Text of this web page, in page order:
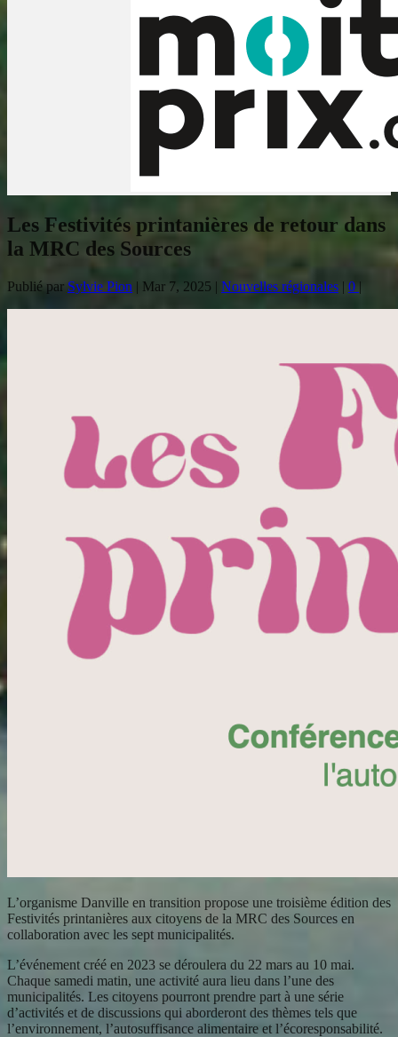
Les Festivités printanières de retour dans
la MRC des Sources
Publié par Sylvie Pion | Mar 7, 2025 | Nouvelles régionales | 0 |
L’organisme Danville en transition propose une troisième édition des
Festivités printanières aux citoyens de la MRC des Sources en
collaboration avec les sept municipalités.
L’événement créé en 2023 se déroulera du 22 mars au 10 mai.
Chaque samedi matin, une activité aura lieu dans l’une des
municipalités. Les citoyens pourront prendre part à une série
d’activités et de discussions qui aborderont des thèmes tels que
l’environnement, l’autosuffisance alimentaire et l’écoresponsabilité.